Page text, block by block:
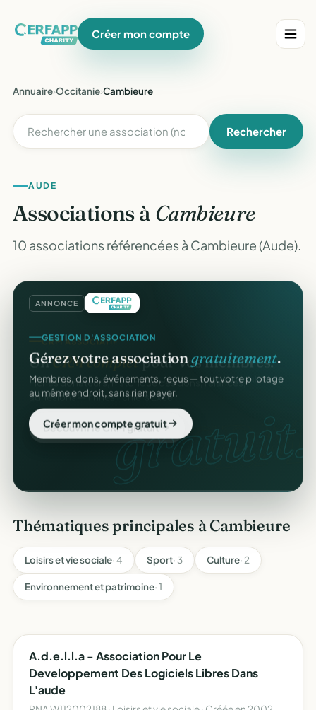
Créer mon compte
Annuaire›Occitanie›Cambieure
Rechercher
AUDE
Associations à Cambieure
10 associations référencées à Cambieure (Aude).
ANNONCE
gratuit.
GESTION D'ASSOCIATION
Gérez votre associationgratuitement.
Membres, dons, événements, reçus — tout votre pilotage
au même endroit, sans rien payer.
Créer mon compte gratuit
CRM ASSOCIATIF
UnCRM completpour vos membres.
Fiches donateurs, historique des dons, relances,
adhésions — fini les fichiers Excel.
Découvrir le CRM gratuit
Thématiques principales à Cambieure
Loisirs et vie sociale· 4 Sport· 3 Culture· 2
Environnement et patrimoine· 1
A.d.e.l.l.a - Association Pour Le
Developpement Des Logiciels Libres Dans
L'aude